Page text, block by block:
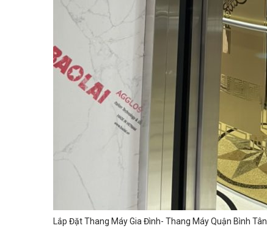
Lắp Đặt Thang Máy Gia Đình- Thang Máy Quận Bình Tân